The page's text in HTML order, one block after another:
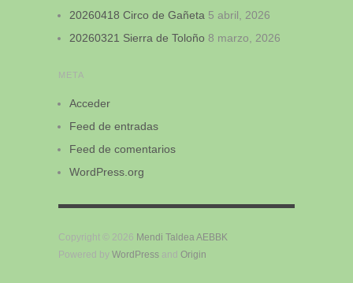
20260418 Circo de Gañeta 5 abril, 2026
20260321 Sierra de Toloño 8 marzo, 2026
META
Acceder
Feed de entradas
Feed de comentarios
WordPress.org
Copyright © 2026 Mendi Taldea AEBBK
Powered by WordPress and Origin